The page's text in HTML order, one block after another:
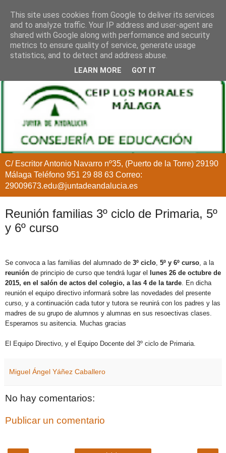
C/ Escritor Antonio Navarro nº35, (Puerto de la Torre) 29190
Málaga Teléfono 951 29 88 63 Correo:
29009673.edu@juntadeandalucia.es
Reunión familias 3º ciclo de Primaria, 5º
y 6º curso
Se convoca a las familias del alumnado de 3º ciclo, 5º y 6º curso, a la
reunión de principio de curso que tendrá lugar el lunes 26 de octubre de
2015, en el salón de actos del colegio, a las 4 de la tarde. En dicha
reunión el equipo directivo informará sobre las novedades del presente
curso, y a continuación cada tutor y tutora se reunirá con los padres y las
madres de su grupo de alumnos y alumnas en sus resoectivas clases.
Esperamos su asitencia. Muchas gracias
El Equipo Directivo, y el Equipo Docente del 3º ciclo de Primaria.
Miguel Ángel Yáñez Caballero
No hay comentarios:
Publicar un comentario
This site uses cookies from Google to deliver its services
and to analyze traffic. Your IP address and user-agent are
shared with Google along with performance and security
metrics to ensure quality of service, generate usage
statistics, and to detect and address abuse.
LEARN MORE GOT IT